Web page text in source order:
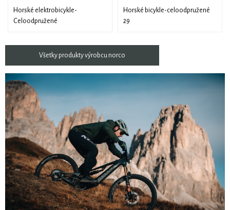
Horské elektrobicykle-
Celoodpružené
Horské bicykle-celoodpružené
29
Všetky produkty výrobcu norco